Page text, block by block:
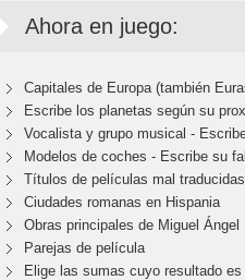
Ahora en juego:
Capitales de Europa (también
Escribe los planetas según su
Vocalista y grupo musical -
Modelos de coches - Escribe su
Títulos de películas mal traducidas
Ciudades romanas en Hispania
Obras principales de Miguel Ángel
Parejas de película
Elige las sumas cuyo resultado es